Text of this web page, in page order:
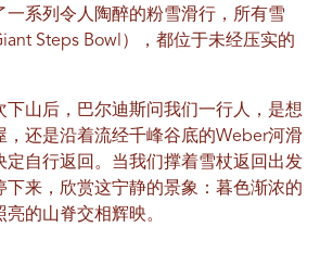
一系列令人陶醉的粉雪滑行，所有雪
Steps Bowl），都位于未经压实的
下山后，巴尔迪斯问我们一行人，是想
，还是沿着流经千峰谷底的Weber河滑
定自行返回。当我们撑着雪杖返回出发
下来，欣赏这宁静的景象：暮色渐浓的
的山脊交相辉映。